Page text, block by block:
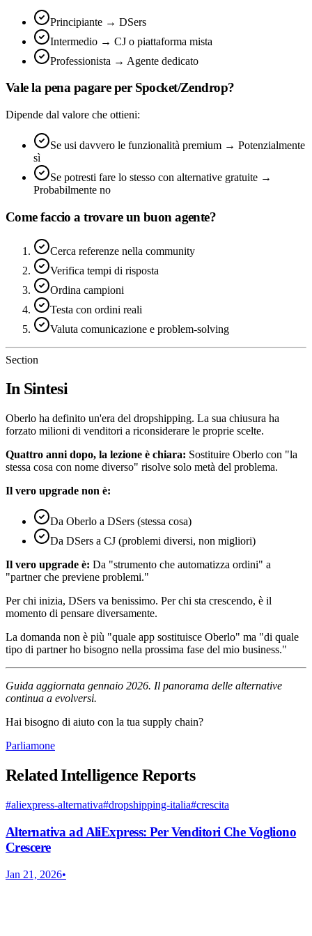
Principiante → DSers
Intermedio → CJ o piattaforma mista
Professionista → Agente dedicato
Vale la pena pagare per Spocket/Zendrop?
Dipende dal valore che ottieni:
Se usi davvero le funzionalità premium → Potenzialmente
sì
Se potresti fare lo stesso con alternative gratuite →
Probabilmente no
Come faccio a trovare un buon agente?
Cerca referenze nella community
Verifica tempi di risposta
Ordina campioni
Testa con ordini reali
Valuta comunicazione e problem-solving
Section
In Sintesi
Oberlo ha definito un'era del dropshipping. La sua chiusura ha
forzato milioni di venditori a riconsiderare le proprie scelte.
Quattro anni dopo, la lezione è chiara: Sostituire Oberlo con "la
stessa cosa con nome diverso" risolve solo metà del problema.
Il vero upgrade non è:
Da Oberlo a DSers (stessa cosa)
Da DSers a CJ (problemi diversi, non migliori)
Il vero upgrade è: Da "strumento che automatizza ordini" a
"partner che previene problemi."
Per chi inizia, DSers va benissimo. Per chi sta crescendo, è il
momento di pensare diversamente.
La domanda non è più "quale app sostituisce Oberlo" ma "di quale
tipo di partner ho bisogno nella prossima fase del mio business."
Guida aggiornata gennaio 2026. Il panorama delle alternative
continua a evolversi.
Hai bisogno di aiuto con la tua supply chain?
Parliamone
Related Intelligence Reports
#aliexpress-alternativa#dropshipping-italia#crescita
Alternativa ad AliExpress: Per Venditori Che Vogliono
Crescere
Jan 21, 2026•